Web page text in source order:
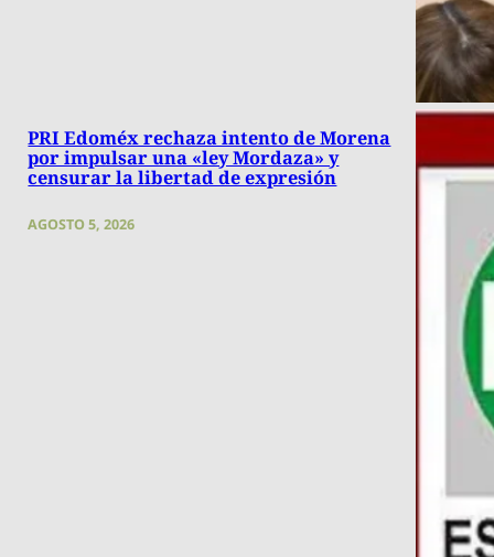
PRI Edoméx rechaza intento de Morena
por impulsar una «ley Mordaza» y
censurar la libertad de expresión
AGOSTO 5, 2026